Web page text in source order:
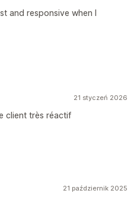
and responsive when I
21 styczeń 2026
client très réactif
21 październik 2025